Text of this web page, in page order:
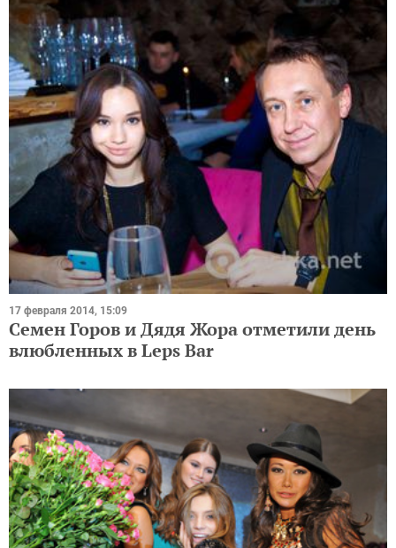
17 февраля 2014, 15:09
Семен Горов и Дядя Жора отметили день
влюбленных в Leps Bar